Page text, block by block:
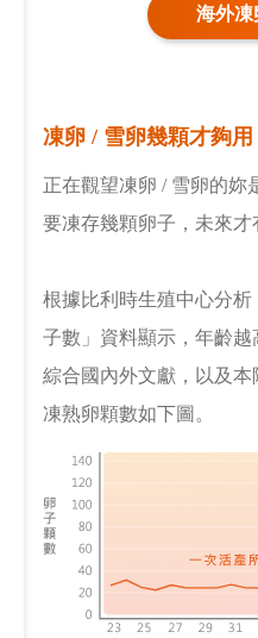
海外凍
凍卵 / 雪卵幾顆才夠用
正在觀望凍卵 / 雪卵的妳
要凍存幾顆卵子，未來才
根據比利時生殖中心分
子數」資料顯示，年齡越
綜合國內外文獻，以及
凍熟卵顆數如下圖。